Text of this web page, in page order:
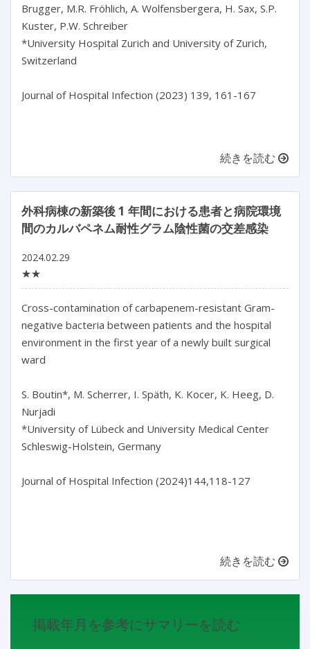
Brugger, M.R. Fröhlich, A. Wolfensbergera, H. Sax, S.P.
Kuster, P.W. Schreiber
*University Hospital Zurich and University of Zurich,
Switzerland
Journal of Hospital Infection (2023) 139, 161-167
続きを読む
外科病棟の新築後 1 年間における患者と病院環境
間のカルバペネム耐性グラム陰性菌の交差感染
2024.02.29
★★
Cross-contamination of carbapenem-resistant Gram-
negative bacteria between patients and the hospital
environment in the first year of a newly built surgical
ward
S. Boutin*, M. Scherrer, I. Späth, K. Kocer, K. Heeg, D.
Nurjadi
*University of Lübeck and University Medical Center
Schleswig-Holstein, Germany
Journal of Hospital Infection (2024)144,118-127
続きを読む
掲載年月を参考にサマリーを読む